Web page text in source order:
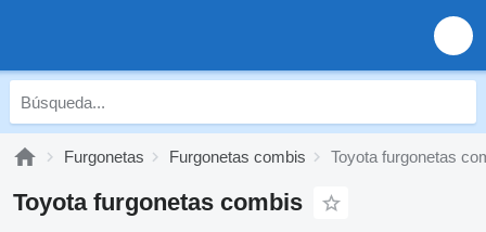
Furgonetas Furgonetas combis Toyota furgonetas
Toyota furgonetas combis